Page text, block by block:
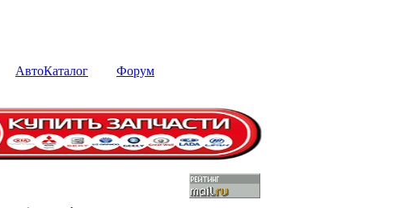
АвтоКаталог Форум